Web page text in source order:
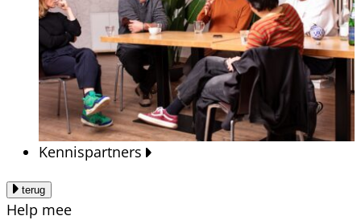
Kennispartners
terug
Help mee